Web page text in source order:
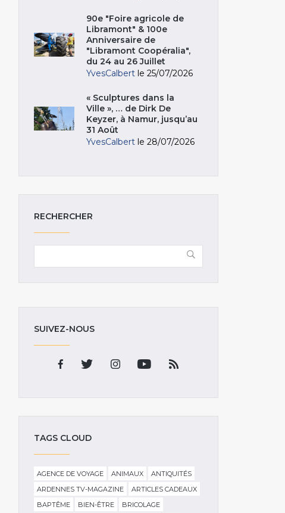
90e "Foire agricole de
Libramont" & 100e
Anniversaire de
"Libramont Coopéralia",
du 24 au 26 Juillet
YvesCalbert le 25/07/2026
« Sculptures dans la
Ville », … de Dirk De
Keyzer, à Namur, jusqu’au
31 Août
YvesCalbert le 28/07/2026
RECHERCHER
SUIVEZ-NOUS
TAGS CLOUD
AGENCE DE VOYAGE ANIMAUX
ANTIQUITÉS
ARDENNES TV-MAGAZINE
ARTICLES CADEAUX
BAPTÊME
BIEN-ÊTRE
BRICOLAGE